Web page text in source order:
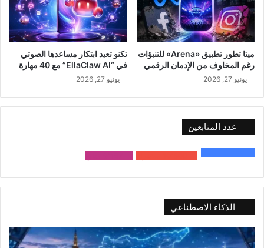
ميتا تطور تطبيق «Arena» للتنبؤات
رغم المخاوف من الإدمان الرقمي
يونيو 27, 2026
تكنو تعيد ابتكار مساعدها الصوتي
في “EllaClaw AI” مع 40 مهارة
يونيو 27, 2026
عدد المتابعين
الذكاء الاصطناعي